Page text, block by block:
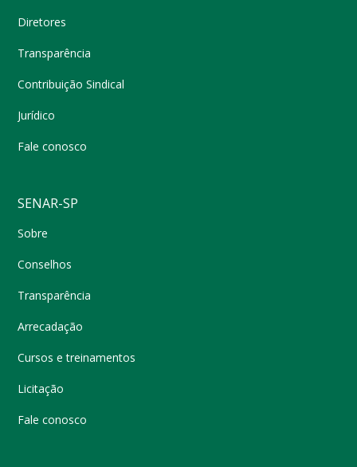
Diretores
Transparência
Contribuição Sindical
Jurídico
Fale conosco
SENAR-SP
Sobre
Conselhos
Transparência
Arrecadação
Cursos e treinamentos
Licitação
Fale conosco